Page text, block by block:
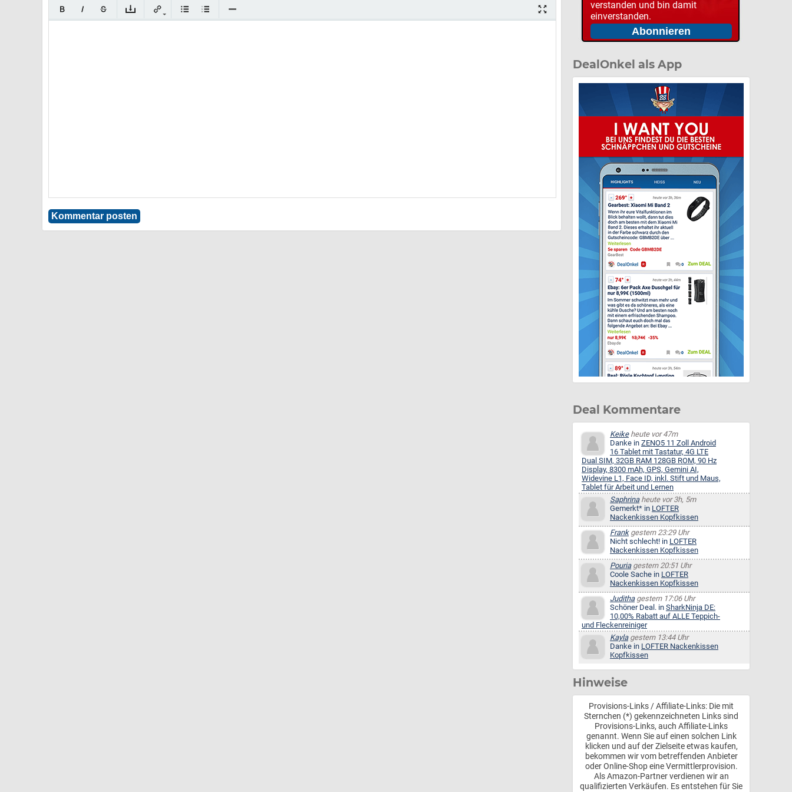
verstanden und bin damit
einverstanden.
DealOnkel als App
Deal Kommentare
Keikeheute vor 47m
Danke in ZENO5 11 Zoll Android
16 Tablet mit Tastatur, 4G LTE
Dual SIM, 32GB RAM 128GB ROM, 90 Hz
Display, 8300 mAh, GPS, Gemini AI,
Widevine L1, Face ID, inkl. Stift und Maus,
Tablet für Arbeit und Lernen
Saphrinaheute vor 3h, 5m
Gemerkt* in LOFTER
Nackenkissen Kopfkissen
Frankgestern 23:29 Uhr
Nicht schlecht! in LOFTER
Nackenkissen Kopfkissen
Pouriagestern 20:51 Uhr
Coole Sache in LOFTER
Nackenkissen Kopfkissen
Judithagestern 17:06 Uhr
Schöner Deal. in SharkNinja DE:
10,00% Rabatt auf ALLE Teppich-
und Fleckenreiniger
Kaylagestern 13:44 Uhr
Danke in LOFTER Nackenkissen
Kopfkissen
Hinweise
Provisions-Links / Affiliate-Links: Die mit
Sternchen (*) gekennzeichneten Links sind
Provisions-Links, auch Affiliate-Links
genannt. Wenn Sie auf einen solchen Link
klicken und auf der Zielseite etwas kaufen,
bekommen wir vom betreffenden Anbieter
oder Online-Shop eine Vermittlerprovision.
Als Amazon-Partner verdienen wir an
qualifizierten Verkäufen. Es entstehen für Sie